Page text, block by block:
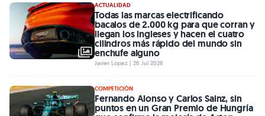
ACTUALIDAD
Todas las marcas electrificando
bacalos de 2.000 kg para que corran y
llegan los ingleses y hacen el cuatro
cilindros más rápido del mundo sin
enchufe alguno
Javier López | 26 Jul 2026
COMPETICIÓN
Fernando Alonso y Carlos Sainz, sin
puntos en un Gran Premio de Hungría